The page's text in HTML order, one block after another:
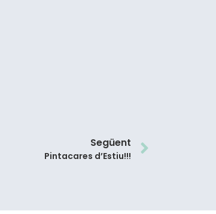
Següent
Pintacares d’Estiu!!!